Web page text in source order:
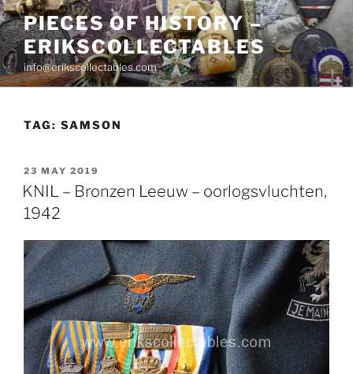
Skip
to
content
PIECES OF HISTORY –
ERIKSCOLLECTABLES
info@erikscollectables.com
TAG: SAMSON
POSTED
ON
23 MAY 2019
KNIL – Bronzen Leeuw – oorlogsvluchten,
1942